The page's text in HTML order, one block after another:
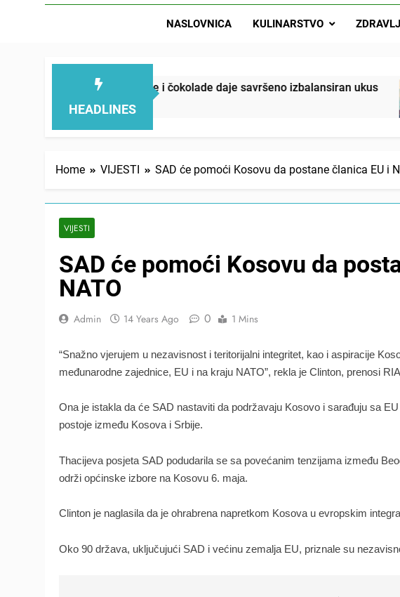
Drži jezik
NASLOVNICA KULINARSTVO
HEADLINES
voćne svežine i čokolade daje savršeno izbalansiran ukus
Home VIJESTI SAD će pomoći Kosovu da postane članica EU i
VIJESTI
SAD će pomoći Kosovu da
NATO
Admin 14 Years Ago 0 1 Mins
“Snažno vjerujem u nezavisnost i teritorijalni integritet, kao i aspiracije
međunarodne zajednice, EU i na kraju NATO”, rekla je Clinton, prenosi
Ona je istakla da će SAD nastaviti da podržavaju Kosovo i sarađuju sa
postoje između Kosova i Srbije.
Thacijeva posjeta SAD podudarila se sa povećanim tenzijama između
održi općinske izbore na Kosovu 6. maja.
Clinton je naglasila da je ohrabrena napretkom Kosova u evropskim
Oko 90 država, uključujući SAD i većinu zemalja EU, priznale su